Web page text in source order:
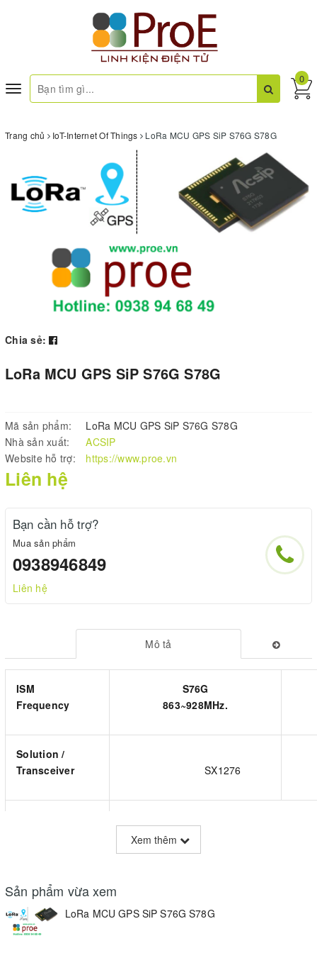
Toggle
navigation
0
Trang chủ IoT-Internet Of Things LoRa MCU GPS SiP S76G S78G
Chia sẻ:
LoRa MCU GPS SiP S76G S78G
Mã sản phẩm:
LoRa MCU GPS SiP S76G S78G
Nhà sản xuất:
ACSIP
Website hỗ trợ:
https://www.proe.vn
Liên hệ
Bạn cần hỗ trợ?
Mua sản phẩm
0938946849
Liên hệ
Mô tả
ISM
Frequency
S76G
863~928MHz.
Solution /
Transceiver
SX1276
Storage
Japan’s low-
Xem thêm
Sản phẩm vừa xem
LoRa MCU GPS SiP S76G S78G